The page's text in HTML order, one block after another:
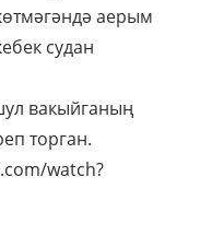
аерым
судан
вакыйганың
торган.
watch?